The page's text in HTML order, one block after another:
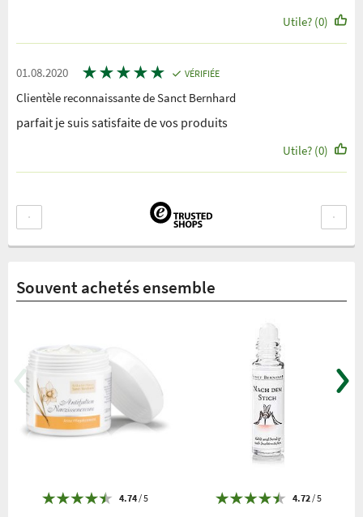
Utile? (0)
01.08.2020 ★★★★★ VÉRIFIÉE
Clientèle reconnaissante de Sanct Bernhard
parfait je suis satisfaite de vos produits
Utile? (0)
Souvent achetés ensemble
4.74/ 5 4.72/ 5